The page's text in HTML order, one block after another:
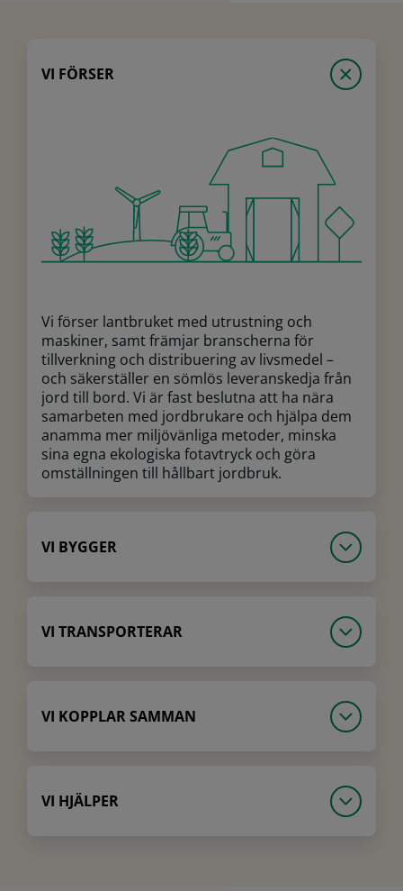
VI FÖRSER
Vi förser lantbruket med utrustning och
maskiner, samt främjar branscherna för
tillverkning och distribuering av livsmedel –
och säkerställer en sömlös leveranskedja från
jord till bord. Vi är fast beslutna att ha nära
samarbeten med jordbrukare och hjälpa dem
anamma mer miljövänliga metoder, minska
sina egna ekologiska fotavtryck och göra
omställningen till hållbart jordbruk.
VI BYGGER
VI TRANSPORTERAR
VI KOPPLAR SAMMAN
VI HJÄLPER